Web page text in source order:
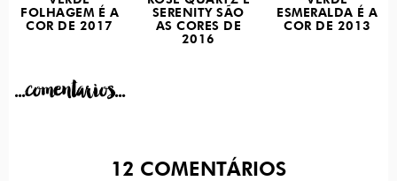
FOLHAGEM É A
COR DE 2017
SERENITY SÃO
AS CORES DE
2016
ESMERALDA É A
COR DE 2013
...comentarios...
12 COMENTÁRIOS